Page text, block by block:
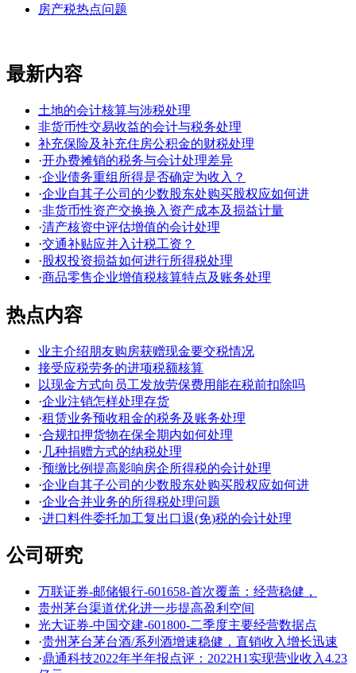
房产税热点问题
最新内容
土地的会计核算与涉税处理
非货币性交易收益的会计与税务处理
补充保险及补充住房公积金的财税处理
·开办费摊销的税务与会计处理差异
·企业债务重组所得是否确定为收入？
·企业自其子公司的少数股东处购买股权应如何进
·非货币性资产交换换入资产成本及损益计量
·清产核资中评估增值的会计处理
·交通补贴应并入计税工资？
·股权投资损益如何进行所得税处理
·商品零售企业增值税核算特点及账务处理
热点内容
业主介绍朋友购房获赠现金要交税情况
接受应税劳务的进项税额核算
以现金方式向员工发放劳保费用能在税前扣除吗
·企业注销怎样处理存货
·租赁业务预收租金的税务及账务处理
·合规扣押货物在保全期内如何处理
· 几种捐赠方式的纳税处理
·预缴比例提高影响房企所得税的会计处理
·企业自其子公司的少数股东处购买股权应如何进
·企业合并业务的所得税处理问题
·进口料件委托加工复出口退(免)税的会计处理
公司研究
万联证券-邮储银行-601658-首次覆盖：经营稳健，
贵州茅台渠道优化进一步提高盈利空间
光大证券-中国交建-601800-二季度主要经营数据点
·贵州茅台茅台酒/系列酒增速稳健，直销收入增长迅速
·鼎通科技2022年半年报点评：2022H1实现营业收入4.23